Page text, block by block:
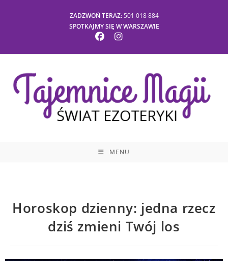
ZADZWOŃ TERAZ:501 018 884
SPOTKAJMY SIĘ W WARSZAWIE
MENU
Horoskop dzienny: jedna rzecz
dziś zmieni Twój los